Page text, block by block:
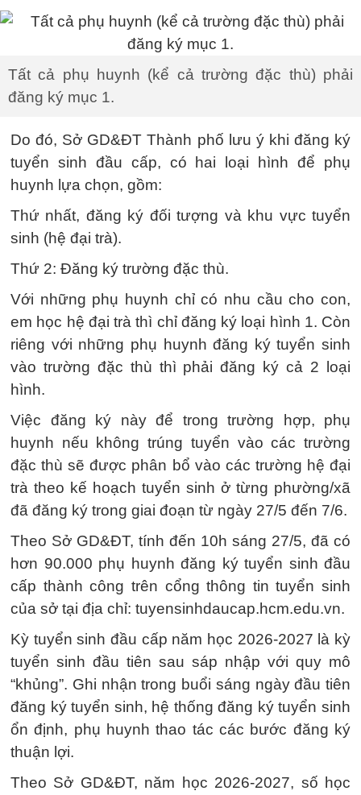
Tất cả phụ huynh (kể cả trường đặc thù) phải
đăng ký mục 1.
Do đó, Sở GD&ĐT Thành phố lưu ý khi đăng ký
tuyển sinh đầu cấp, có hai loại hình để phụ
huynh lựa chọn, gồm:
Thứ nhất, đăng ký đối tượng và khu vực tuyển
sinh (hệ đại trà).
Thứ 2: Đăng ký trường đặc thù.
Với những phụ huynh chỉ có nhu cầu cho con,
em học hệ đại trà thì chỉ đăng ký loại hình 1. Còn
riêng với những phụ huynh đăng ký tuyển sinh
vào trường đặc thù thì phải đăng ký cả 2 loại
hình.
Việc đăng ký này để trong trường hợp, phụ
huynh nếu không trúng tuyển vào các trường
đặc thù sẽ được phân bổ vào các trường hệ đại
trà theo kế hoạch tuyển sinh ở từng phường/xã
đã đăng ký trong giai đoạn từ ngày 27/5 đến 7/6.
Theo Sở GD&ĐT, tính đến 10h sáng 27/5, đã có
hơn 90.000 phụ huynh đăng ký tuyển sinh đầu
cấp thành công trên cổng thông tin tuyển sinh
của sở tại địa chỉ: tuyensinhdaucap.hcm.edu.vn.
Kỳ tuyển sinh đầu cấp năm học 2026-2027 là kỳ
tuyển sinh đầu tiên sau sáp nhập với quy mô
“khủng”. Ghi nhận trong buổi sáng ngày đầu tiên
đăng ký tuyển sinh, hệ thống đăng ký tuyển sinh
ổn định, phụ huynh thao tác các bước đăng ký
thuận lợi.
Theo Sở GD&ĐT, năm học 2026-2027, số học